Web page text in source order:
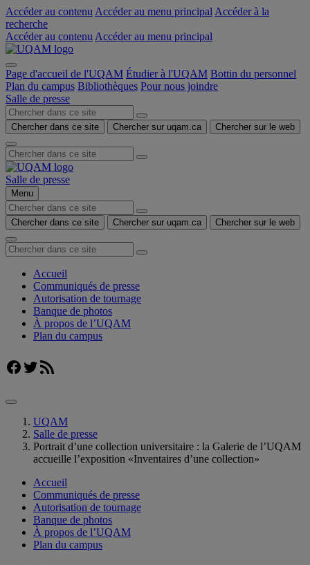
Accéder au contenu Accéder au menu principal Accéder à la
recherche
Accéder au contenu Accéder au menu principal
Page d'accueil de l'UQAM Étudier à l'UQAM Bottin du personnel
Plan du campus Bibliothèques Pour nous joindre
Salle de presse
Chercher dans ce site Chercher sur uqam.ca Chercher sur le web
Salle de presse
Menu
Chercher dans ce site Chercher sur uqam.ca Chercher sur le web
Accueil
Communiqués de presse
Autorisation de tournage
Banque de photos
À propos de l’UQAM
Plan du campus
Facebook
Twitter
Flux RSS
UQAM
Salle de presse
Portrait d’une collection universitaire : la Galerie de l’UQAM
accueille l’exposition «Inventaires d’une collection»
Accueil
Communiqués de presse
Autorisation de tournage
Banque de photos
À propos de l’UQAM
Plan du campus